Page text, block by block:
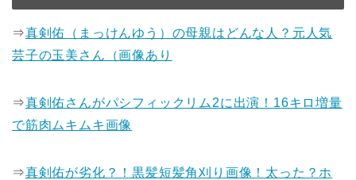
⇒真剣佑（まっけんゆう）の母親はどんな人？元人気
芸子の玉美さん（画像あり
⇒真剣佑さんがパシフィックリム2に出演！16キロ増量
で筋肉ムキムキ画像
⇒真剣佑が劣化？！黒髪短髪角刈り画像！太った？ホ